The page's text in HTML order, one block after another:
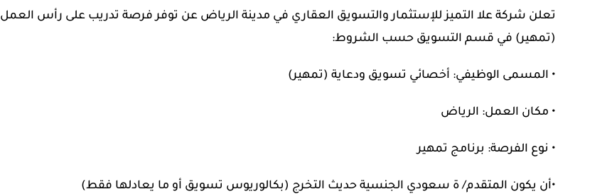
تعلن شركة علا التميز للإستثمار والتسويق العقاري في مدينة الرياض عن توفر فرصة تدريب على رأس العمل
(تمهير) في قسم التسويق حسب الشروط:
• المسمى الوظيفي: أخصائي تسويق ودعاية (تمهير)
• مكان العمل: الرياض
• نوع الفرصة: برنامج تمهير
•أن يكون المتقدم/ ة سعودي الجنسية حديث التخرج (بكالوريوس تسويق أو ما يعادلها فقط)